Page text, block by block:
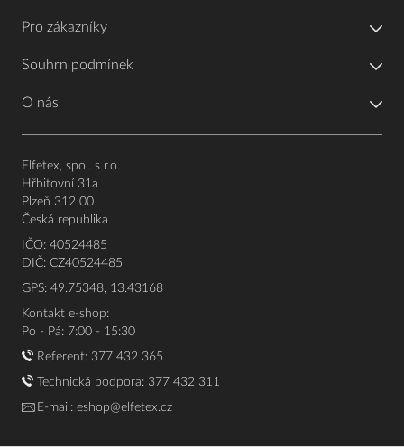
Pro zákazníky
Souhrn podmínek
O nás
Elfetex, spol. s r.o.
Hřbitovní 31a
Plzeň 312 00
Česká republika
IČO: 40524485
DIČ: CZ40524485
GPS: 49.75348, 13.43168
Kontakt e-shop:
Po - Pá: 7:00 - 15:30
Referent: 377 432 365
Technická podpora: 377 432 311
E-mail: eshop@elfetex.cz